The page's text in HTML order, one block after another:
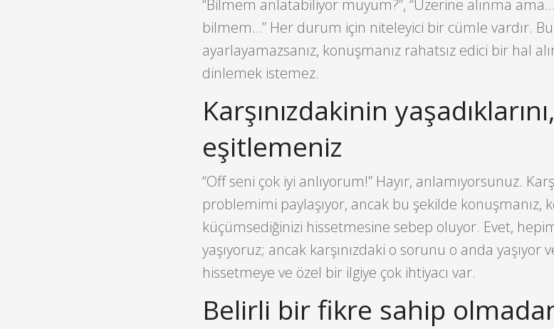
“Bilmem anlatabiliyor muyum?”, “Üzerine alınma
bilmem…” Her durum için niteleyici bir cümle vardır.
ayarlayamazsanız, konuşmanız rahatsız edici bir hal
dinlemek istemez.
Karşınızdakinin
eşitlemeniz
“Off seni çok iyi anlıyorum!” Hayır, anlamıyorsunuz.
problemimi paylaşıyor, ancak bu şekilde konuşmanız,
küçümsediğinizi hissetmesine sebep oluyor. Evet,
yaşıyoruz; ancak karşınızdaki o sorunu o anda yaşıyor
hissetmeye ve özel bir ilgiye çok ihtiyacı var.
Belirli bir fikre sahip